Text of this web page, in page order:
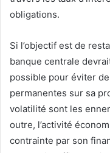
obligations.
Si l’objectif est de
banque centrale
possible pour éviter
permanentes sur sa
volatilité sont les
outre, l’activité
contrainte par son